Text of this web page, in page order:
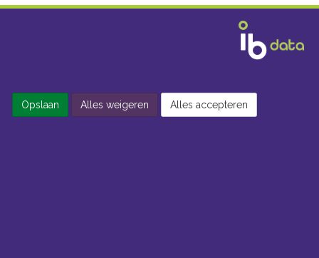
Opslaan Alles weigeren Alles accepteren